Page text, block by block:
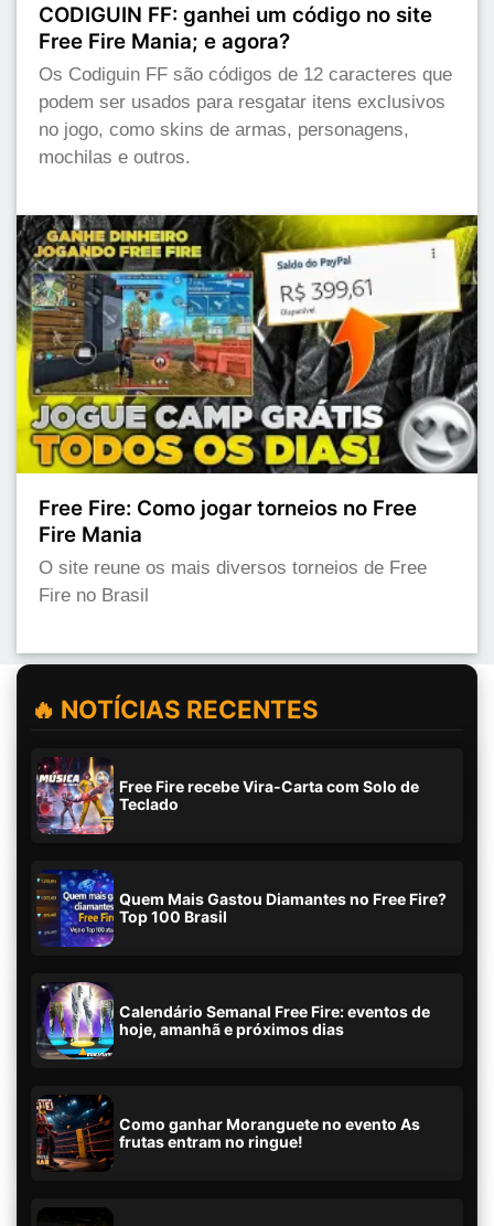
CODIGUIN FF: ganhei um código no site
Free Fire Mania; e agora?
Os Codiguin FF são códigos de 12 caracteres que
podem ser usados para resgatar itens exclusivos
no jogo, como skins de armas, personagens,
mochilas e outros.
Free Fire: Como jogar torneios no Free
Fire Mania
O site reune os mais diversos torneios de Free
Fire no Brasil
🔥 NOTÍCIAS RECENTES
Free Fire recebe Vira-Carta com Solo de
Teclado
Quem Mais Gastou Diamantes no Free Fire?
Top 100 Brasil
Calendário Semanal Free Fire: eventos de
hoje, amanhã e próximos dias
Como ganhar Moranguete no evento As
frutas entram no ringue!